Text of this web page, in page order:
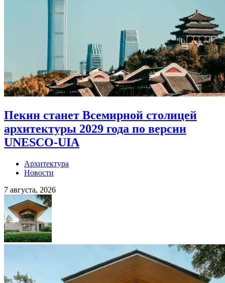
Пекин станет Всемирной столицей
архитектуры 2029 года по версии
UNESCO-UIA
Архитектура
Новости
7 августа, 2026